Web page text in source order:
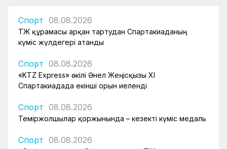
Спорт 08.08.2026
ҚТЖ құрамасы арқан тартудан Спартакиаданың
күміс жүлдегері атанды
Спорт 08.08.2026
«KTZ Express» өкілі Әнел Жеңісқызы XI
Спартакиадада екінші орын иеленді
Спорт 08.08.2026
Теміржолшылар қоржынында – кезекті күміс медаль
Спорт 08.08.2026